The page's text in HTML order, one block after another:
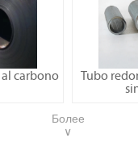
carbono
Tubo
Более
∨